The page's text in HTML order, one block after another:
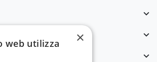



×
web utilizza